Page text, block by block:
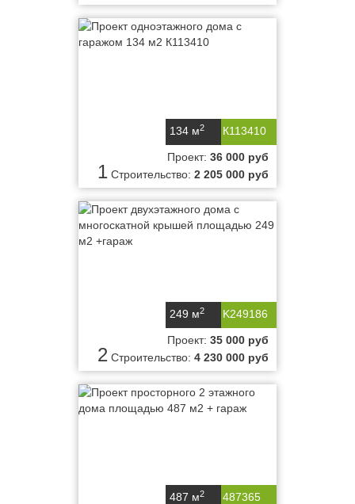
К113410
134 м2
1
Проект: 36 000 руб
Строительство: 2 205 000 руб
K249186
249 м2
2
Проект: 35 000 руб
Строительство: 4 230 000 руб
487365
487 м2